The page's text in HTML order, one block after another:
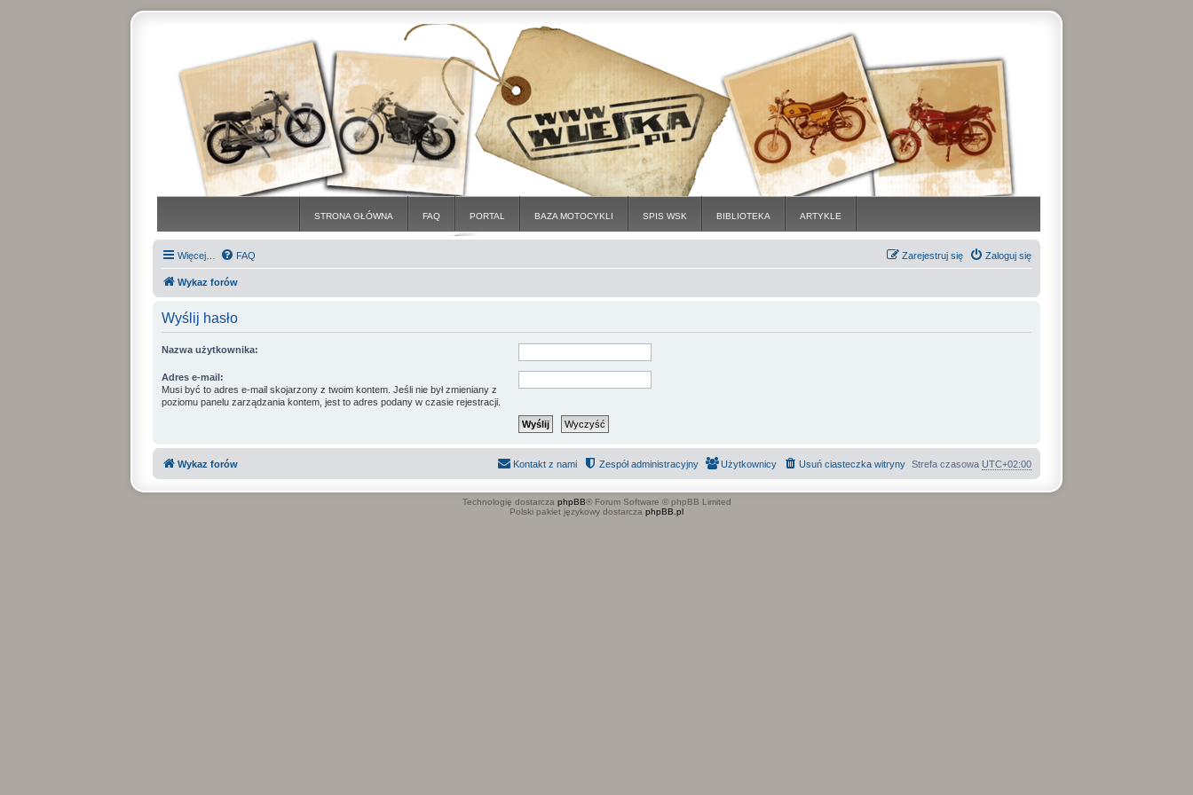
STRONA GŁÓWNA FAQ PORTAL BAZA MOTOCYKLI SPIS WSK BIBLIOTEKA ARTYKLE
Więcej… FAQ Zaloguj się
Zarejestruj się
Wykaz forów
Wyślij hasło
Nazwa użytkownika:
Adres e-mail:
Musi być to adres e-mail skojarzony z twoim kontem. Jeśli nie był zmieniany z
poziomu panelu zarządzania kontem, jest to adres podany w czasie rejestracji.
Wykaz forów Strefa czasowa UTC+02:00
Usuń ciasteczka witryny
Użytkownicy
Zespół administracyjny
Kontakt z nami
Technologię dostarcza phpBB® Forum Software © phpBB Limited
Polski pakiet językowy dostarcza phpBB.pl